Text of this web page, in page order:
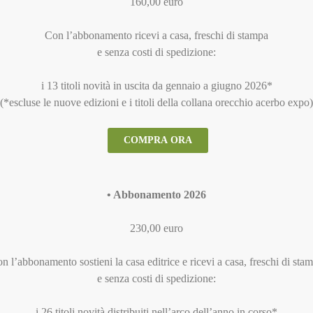
Con l’abbonamento ricevi a casa, freschi di stampa
e senza costi di spedizione:
i 13 titoli novità in uscita da gennaio a giugno 2026*
(*escluse le nuove edizioni e i titoli della collana orecchio acerbo expo)
COMPRA ORA
• Abbonamento 2026
230,00 euro
l’abbonamento sostieni la casa editrice e ricevi a casa, freschi di
e senza costi di spedizione: